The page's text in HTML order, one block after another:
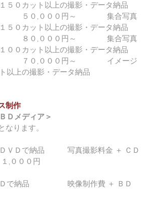
５０カット以上の撮影・データ納品
５０,０００円～ 集合写真
５０カット以上の撮影・データ納品
０,０００円～ 集合写真
００カット以上の撮影・データ納品
０,０００円～ イメージ
以上の撮影・データ納品
制作
Ｄメディア＞
ります。
ＶＤで納品 写真撮影料金 ＋ ＣＤ
,０００円
で納品 映像制作費 ＋ ＢＤ